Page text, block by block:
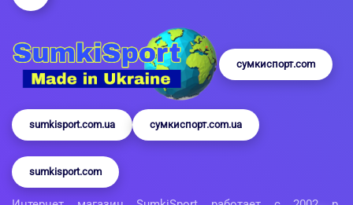
сумкиспорт.com
sumkisport.com.ua сумкиспорт.com.ua
sumkisport.com